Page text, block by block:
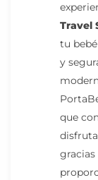
Travel
tu
y
que